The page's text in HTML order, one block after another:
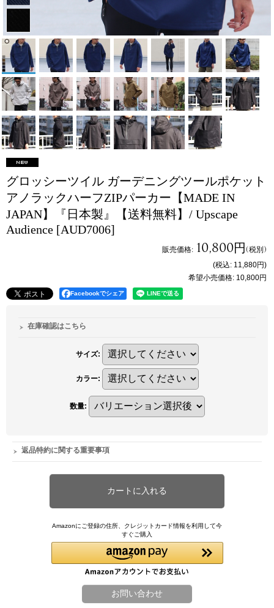
グロッシーツイル ガーデニングツールポケット
アノラックハーフZIPパーカー【MADE IN
JAPAN】『日本製』【送料無料】/ Upscape
Audience [AUD7006]
販売価格: 10,800円(税別)
(税込: 11,880円)
希望小売価格: 10,800円
Facebookでシェア
在庫確認はこちら
サイズ:
カラー:
数量:
返品特約に関する重要事項
Amazonにご登録の住所、クレジットカード情報を利用して今
すぐご購入